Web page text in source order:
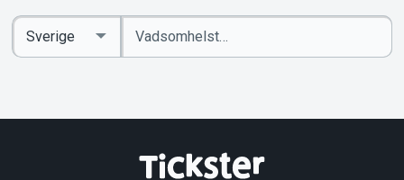
Ange
sökord
Select
Country